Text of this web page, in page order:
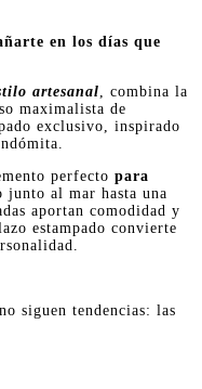
en los días que
artesanal, combina la
maximalista de
exclusivo, inspirado
perfecto para
junto al mar hasta una
aportan comodidad y
estampado convierte
siguen tendencias: las